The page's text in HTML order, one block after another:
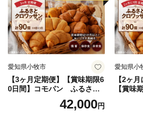
愛知県小牧市
【3ヶ月定期便】【賞味期限6
0日間】コモパン ふるさと
クロワッサンセット（計90
個）／災害用備蓄 保存食 非
42,000円
愛知県小
【2ヶ
【賞味
ン ふ
ット（